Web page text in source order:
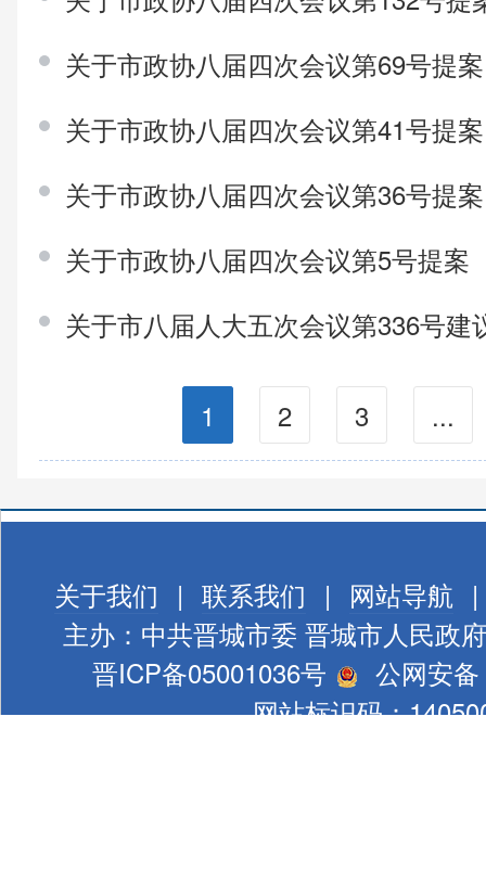
关于市政协八届四次会议第69号提
关于市政协八届四次会议第41号提
关于市政协八届四次会议第36号提
关于市政协八届四次会议第5号提案
关于市八届人大五次会议第336号
1 2 3 ...
关于我们 | 联系我们 | 网站导航 |
主办：中共晋城市委 晋城市人民政府
晋ICP备05001036号
公网安
网站标识码：